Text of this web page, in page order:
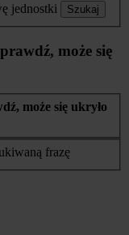
jednostki Szukaj
może się
może się ukryło
frazę